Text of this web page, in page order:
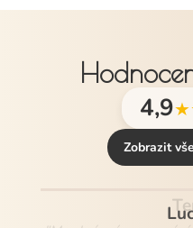
4,9
Zobrazit